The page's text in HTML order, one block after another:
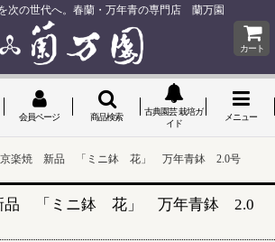
を次の世代へ。春蘭・万年青の専門店 蘭万園
カート
会員ページ 商品検索
古典園芸 栽培ガ
イド
メニュー
楽焼 新品 「ミニ鉢 花」 万年青鉢 2.0号
品 「ミニ鉢 花」 万年青鉢 2.0